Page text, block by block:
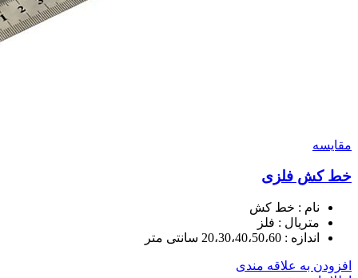
مقايسه
خط کش فلزی
نام : خط کش
متریال : فلز
اندازه : 20،30،40،50،60 سانتی متر
افزودن به علاقه مندی